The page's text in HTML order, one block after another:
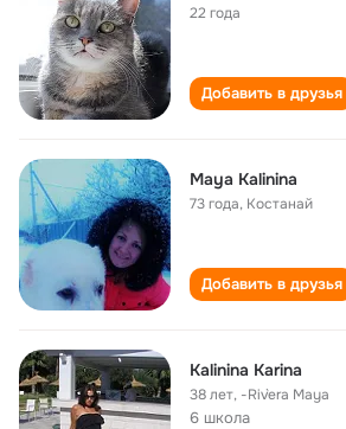
22 года
Добавить в друзья
Maya Kalinina
73 года, Костанай
Добавить в друзья
Kalinina Karina
38 лет, -Riv`era Maya
6 школа